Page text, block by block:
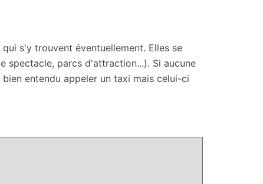
s'y trouvent éventuellement. Elles se
spectacle, parcs d'attraction...). Si aucune
entendu appeler un taxi mais celui-ci